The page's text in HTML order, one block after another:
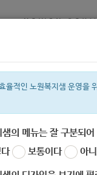
복지서비스
금 이용시설 ìº 성민
율적인 노원복지샘 운영을
의 메뉴는 잘 구분되
보통이다 아